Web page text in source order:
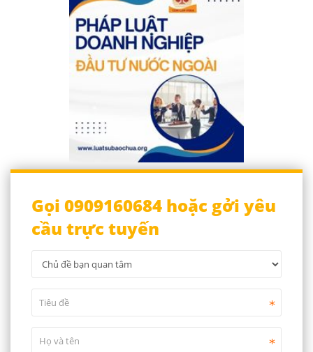
Gọi 0909160684 hoặc gởi yêu
cầu trực tuyến